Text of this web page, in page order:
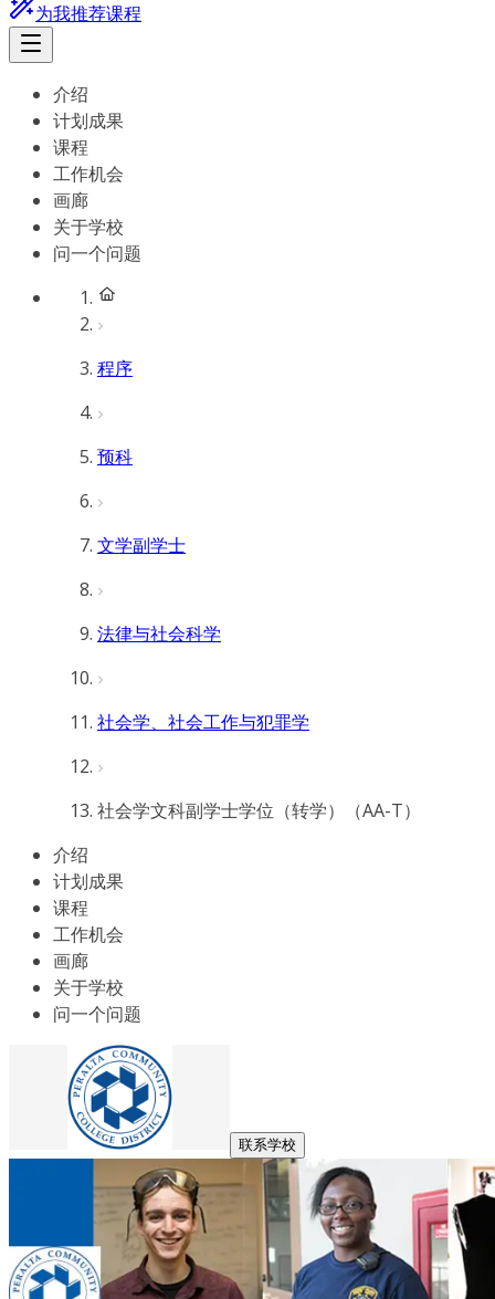
为我推荐课程
介绍
计划成果
课程
工作机会
画廊
关于学校
问一个问题
程序
预科
文学副学士
法律与社会科学
社会学、社会工作与犯罪学
社会学文科副学士学位（转学）（AA-T）
介绍
计划成果
课程
工作机会
画廊
关于学校
问一个问题
联系学校